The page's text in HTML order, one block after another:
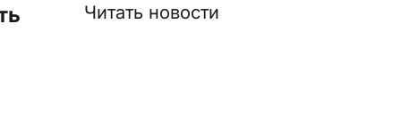
Читать новости